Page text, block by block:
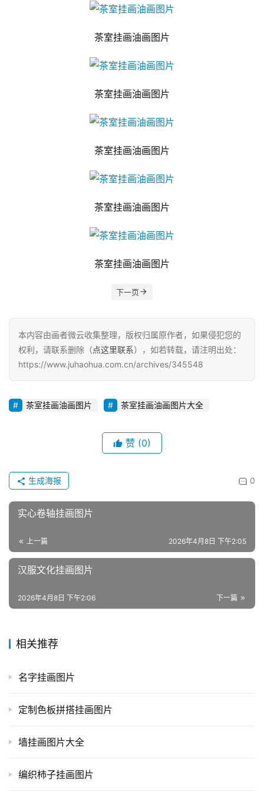
茶室挂画油画图片
茶室挂画油画图片
茶室挂画油画图片
茶室挂画油画图片
茶室挂画油画图片
下一页
本内容由画者微云收集整理，版权归属原作者，如果侵犯您的
权利，请联系删除（点这里联系），如若转载，请注明出处：
https://www.juhaohua.com.cn/archives/345548
茶室挂画油画图片 茶室挂画油画图片大全
赞 (0)
0
生成海报
实心卷轴挂画图片
上一篇 2026年4月8日 下午2:05
汉服文化挂画图片
下一篇
2026年4月8日 下午2:06
相关推荐
名字挂画图片
定制色板拼搭挂画图片
墙挂画图片大全
编织柿子挂画图片